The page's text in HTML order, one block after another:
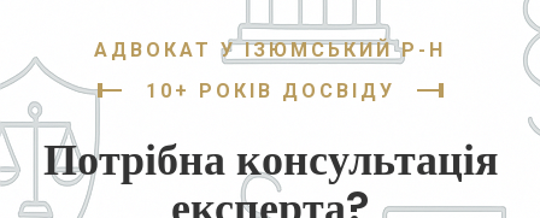
АДВОКАТ У ІЗЮМСЬКИЙ Р-Н
10+ РОКІВ ДОСВІДУ
Потрібна консультація